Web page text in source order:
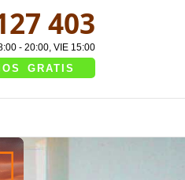
403
- 20:00, VIE 15:00
GRATIS